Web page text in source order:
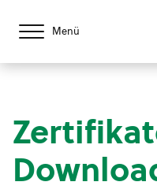
Menü